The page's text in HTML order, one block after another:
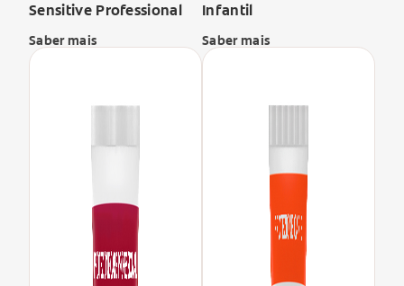
Sensitive Professional
Saber mais
Infantil
Saber mais